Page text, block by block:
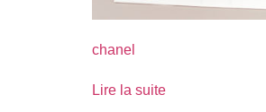
chanel
Lire la suite